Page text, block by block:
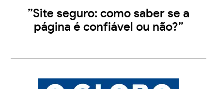
”Site seguro: como saber se a
página é confiável ou não?”